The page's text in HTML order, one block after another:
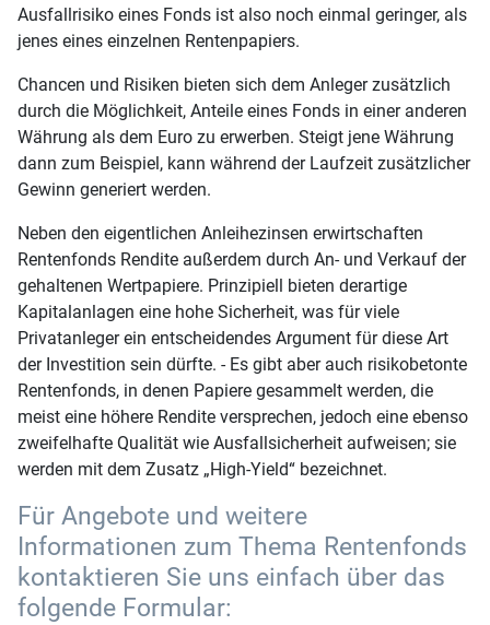
Ausfallrisiko eines Fonds ist also noch einmal geringer, als
jenes eines einzelnen Rentenpapiers.
Chancen und Risiken bieten sich dem Anleger zusätzlich
durch die Möglichkeit, Anteile eines Fonds in einer anderen
Währung als dem Euro zu erwerben. Steigt jene Währung
dann zum Beispiel, kann während der Laufzeit zusätzlicher
Gewinn generiert werden.
Neben den eigentlichen Anleihezinsen erwirtschaften
Rentenfonds Rendite außerdem durch An- und Verkauf der
gehaltenen Wertpapiere. Prinzipiell bieten derartige
Kapitalanlagen eine hohe Sicherheit, was für viele
Privatanleger ein entscheidendes Argument für diese Art
der Investition sein dürfte. - Es gibt aber auch risikobetonte
Rentenfonds, in denen Papiere gesammelt werden, die
meist eine höhere Rendite versprechen, jedoch eine ebenso
zweifelhafte Qualität wie Ausfallsicherheit aufweisen; sie
werden mit dem Zusatz „High-Yield“ bezeichnet.
Für Angebote und weitere
Informationen zum Thema Rentenfonds
kontaktieren Sie uns einfach über das
folgende Formular: